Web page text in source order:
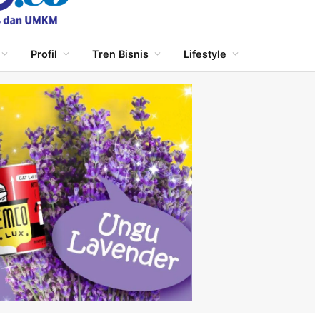
Profil Tren Bisnis Lifestyle